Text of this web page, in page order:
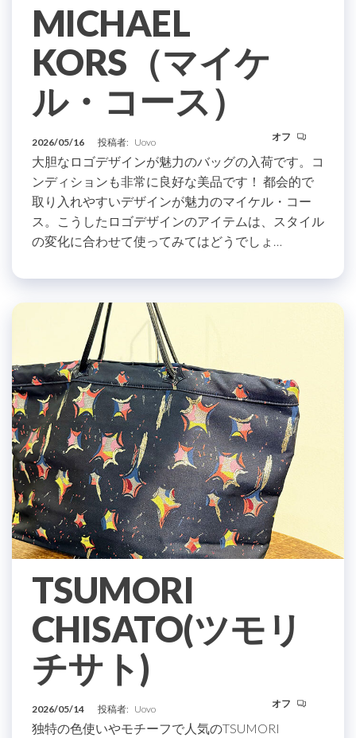
MICHAEL
KORS（マイケ
ル・コース）
2026/05/16 投稿者: Uovo オフ
大胆なロゴデザインが魅力のバッグの入荷です。コ
ンディションも非常に良好な美品です！ 都会的で
取り入れやすいデザインが魅力のマイケル・コー
ス。こうしたロゴデザインのアイテムは、スタイル
の変化に合わせて使ってみてはどうでしょ…
TSUMORI
CHISATO(ツモリ
チサト)
2026/05/14 投稿者: Uovo オフ
独特の色使いやモチーフで人気のTSUMORI